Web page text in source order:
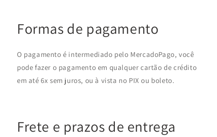
Formas de pagamento
O pagamento é intermediado pelo MercadoPago, você
pode fazer o pagamento em qualquer cartão de crédito
em até 6x sem juros, ou à vista no PIX ou boleto.
Frete e prazos de entrega